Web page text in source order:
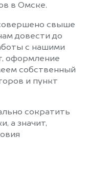
в Омске.
свыше
довести до
с нашими
оформление
собственный
и пункт
сократить
а значит,